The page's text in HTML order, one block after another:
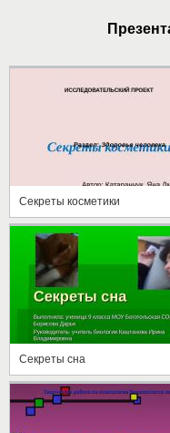
Секреты косметики
Секреты сна